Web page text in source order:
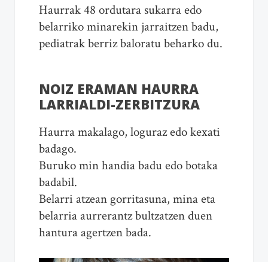
Haurrak 48 ordutara sukarra edo
belarriko minarekin jarraitzen badu,
pediatrak berriz baloratu beharko du.
NOIZ ERAMAN HAURRA
LARRIALDI-ZERBITZURA
Haurra makalago, loguraz edo kexati
badago.
Buruko min handia badu edo botaka
badabil.
Belarri atzean gorritasuna, mina eta
belarria aurrerantz bultzatzen duen
hantura agertzen bada.